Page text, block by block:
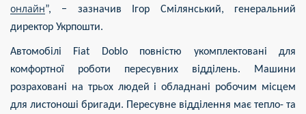
онлайн”, − зазначив Ігор Смілянський, генеральний
директор Укрпошти.
Автомобілі Fiat Doblo повністю укомплектовані для
комфортної роботи пересувних відділень. Машини
розраховані на трьох людей і обладнані робочим місцем
для листоноші бригади. Пересувне відділення має тепло- та